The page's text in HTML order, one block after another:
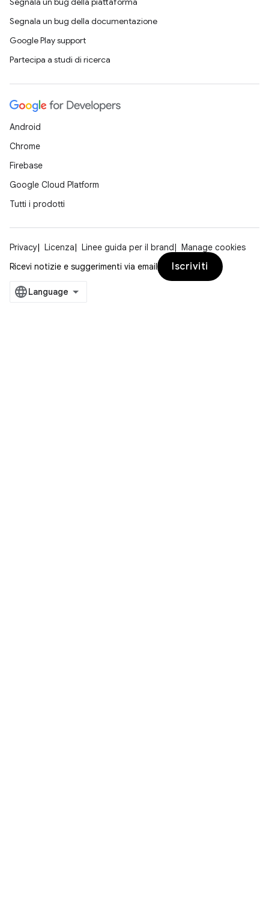
Segnala un bug della documentazione
Google Play support
Partecipa a studi di ricerca
Android
Chrome
Firebase
Google Cloud Platform
Tutti i prodotti
Privacy Licenza Linee guida per il brand
Manage cookies
Ricevi notizie e suggerimenti via email
Iscriviti